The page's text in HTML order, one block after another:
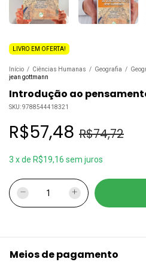
LIVRO EM OFERTA!
Início / Ciências Humanas / Geografia /
jean gottmann
Introdução ao
SKU:9788544418321
R$57,48 R$74,72
3 xde R$19,16 sem juros
Meios de pagamento